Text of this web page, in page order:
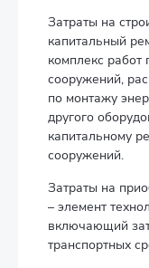
Затраты на
капитальный
комплекс
сооружений,
по монтажу
другого
капитальному
сооружений.
Затраты на
– элемент
включающий
транспортных